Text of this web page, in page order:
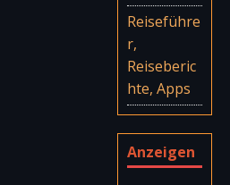
Reiseführe
r,
Reiseberic
hte, Apps
Anzeigen